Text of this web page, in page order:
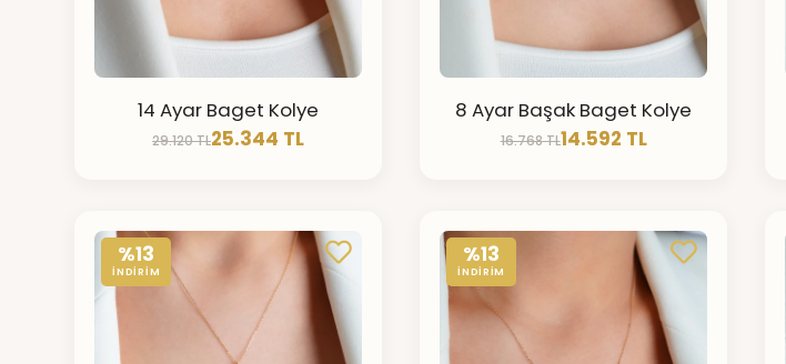
14 Ayar Baget Kolye
29.120 TL25.344 TL
8 Ayar Başak Baget Kolye
16.768 TL14.592 TL
%13
İNDİRİM
%13
İNDİRİM